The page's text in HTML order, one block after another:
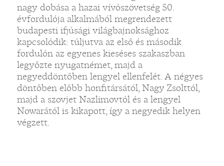
nagy dobása a hazai vívószövetség 50.
évfordulója alkalmából megrendezett
budapesti ifjúsági világbajnoksághoz
kapcsolódik: túljutva az első és második
fordulón az egyenes kieséses szakaszban
legyőzte nyugatnémet, majd a
negyeddöntőben lengyel ellenfelét. A négyes
döntőben előbb honfitársától, Nagy Zsolttól,
majd a szovjet Nazlimovtól és a lengyel
Nowarától is kikapott, így a negyedik helyen
végzett.